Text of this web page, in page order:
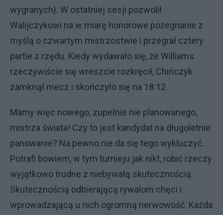
wygranych). W ostatniej sesji pozwolił
Walijczykowi na w miarę honorowe pożegnanie z
myślą o czwartym mistrzostwie i przegrał cztery
partie z rzędu. Kiedy wydawało się, że Williams
rzeczywiście się wreszcie rozkręcił, Chińczyk
zamknął mecz i skończyło się na 18:12.
Mamy więc nowego, zupełnie nie planowanego,
mistrza świata! Czy to jest kandydat na długoletnie
panowanie? Na pewno nie da się tego wykluczyć.
Potrafi bowiem, w tym turnieju jak nikt, robić rzeczy
wyjątkowo trudne z niebywałą skutecznością.
Skutecznością odbierającą rywalom chęci i
wprowadzającą u nich ogromną nerwowość. Każda